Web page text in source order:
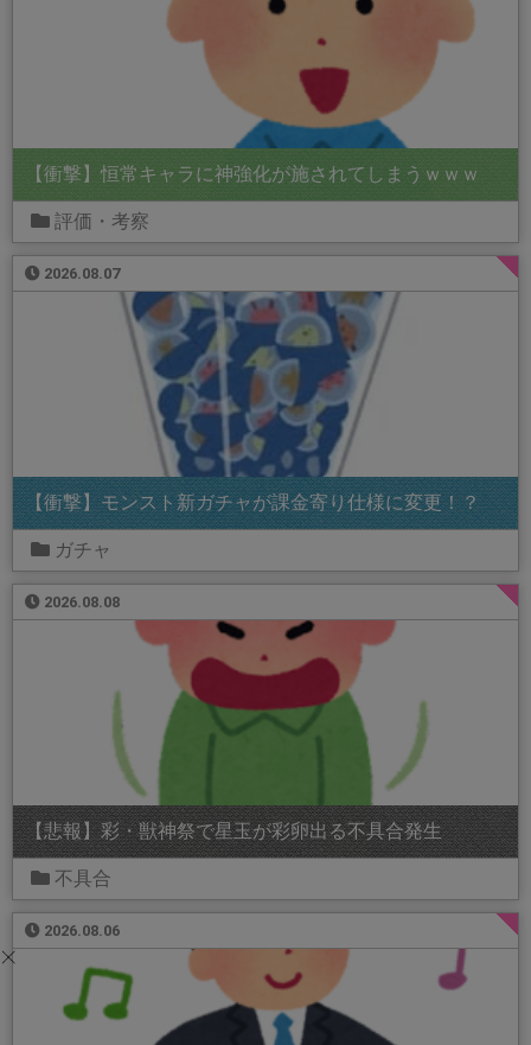
【衝撃】恒常キャラに神強化が施されてしまうｗｗｗ
評価・考察
2026.08.07
【衝撃】モンスト新ガチャが課金寄り仕様に変更！？
ガチャ
2026.08.08
【悲報】彩・獣神祭で星玉が彩卵出る不具合発生
不具合
2026.08.06